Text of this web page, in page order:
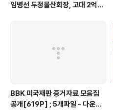
임병선 두정물산회장, 고대 2억기
BBK 미국재판 증거자료 모음집
공개[619P] ; 5개파일 - 다운로